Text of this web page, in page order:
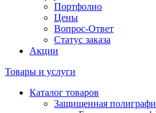
Портфолио
Цены
Вопрос-Ответ
Статус заказа
Акции
Товары и услуги
Каталог товаров
Защищенная